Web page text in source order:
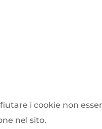
i cookie non
nel sito.